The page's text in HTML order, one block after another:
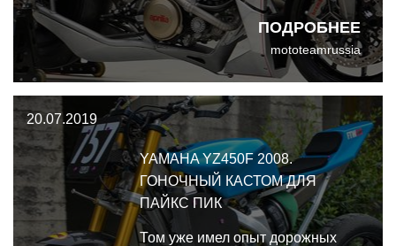
ПОДРОБНЕЕ
на родной территории Ferrari)
Симон начал кастом проект, сняв
двигатель SVX550 и выбросив
остальную часть оригинального
Aprilia
mototeamrussia
20.07.2019
YAMAHA YZ450F 2008.
ГОНОЧНЫЙ КАСТОМ ДЛЯ
ПАЙКС ПИК
Том уже имел опыт дорожных